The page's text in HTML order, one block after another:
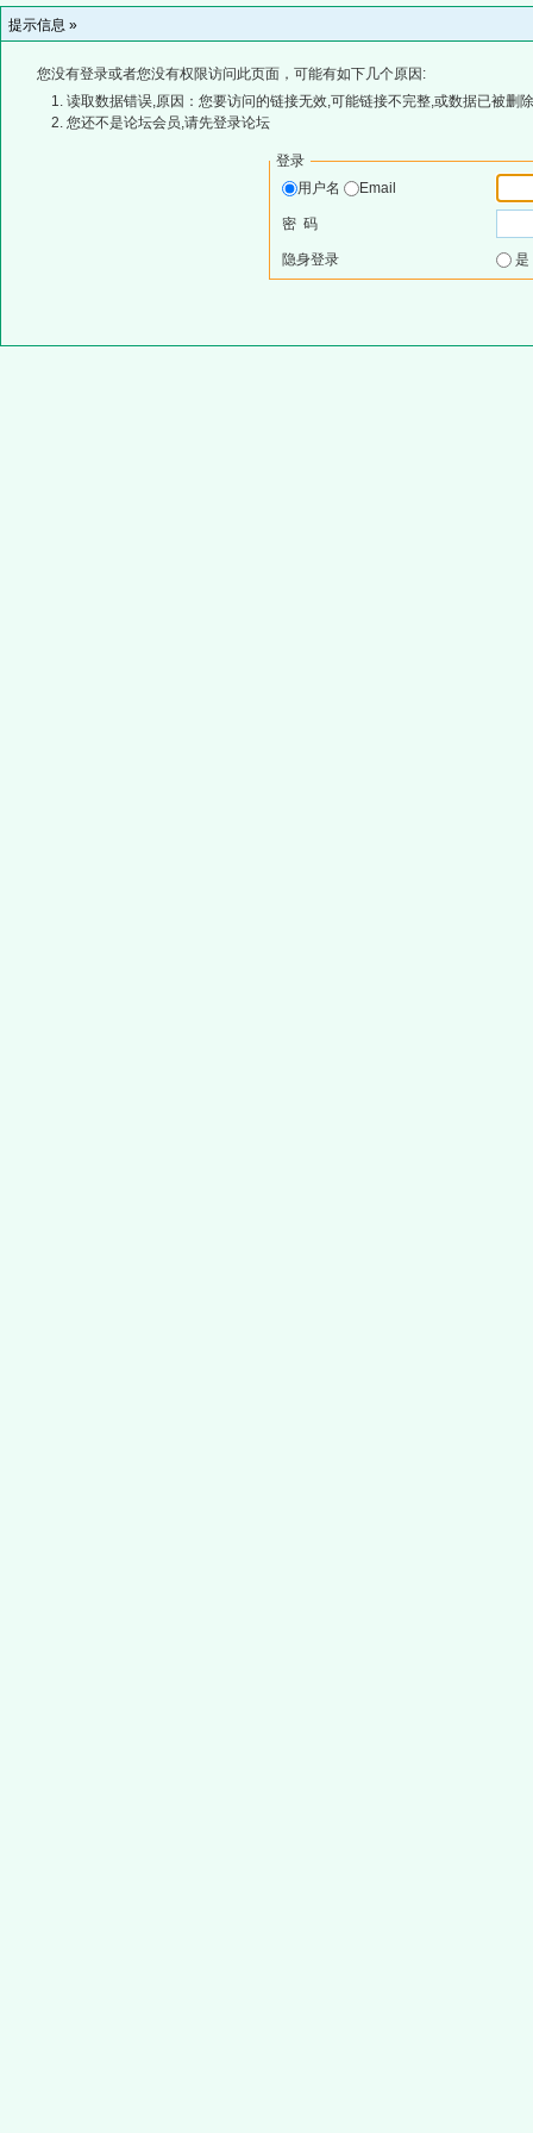
提示信息 »
您没有登录或者您没有权限访问此页面，可能有如下几个原因:
读取数据错误,原因：您要访问的链接无效,可能链接不完整,或数据已被删
您还不是论坛会员,请先登录论坛
登录
用户名
Email
密 码
隐身登录